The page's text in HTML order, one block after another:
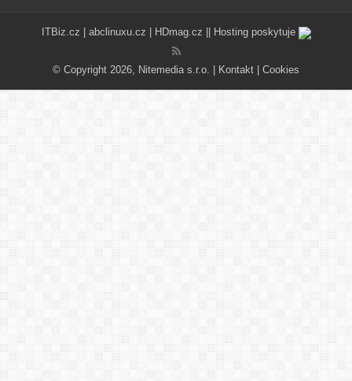
ITBiz.cz abclinuxu.cz HDmag.cz || Hosting poskytuje
© Copyright 2026, Nitemedia s.r.o. | Kontakt Cookies